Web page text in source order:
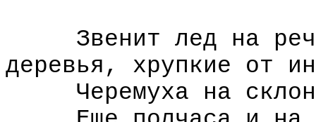
Звенит лед на
деревья, хрупкие от
Черемуха на